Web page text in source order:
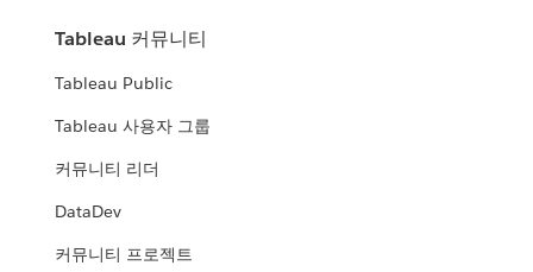
Tableau 커뮤니티
Tableau Public
Tableau 사용자 그룹
커뮤니티 리더
DataDev
커뮤니티 프로젝트